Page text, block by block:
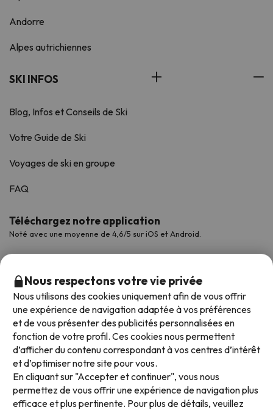
Andorre
Alpes autrichiennes
SKI INFOS
Blog, Infos et Conseils de Ski
Votre Guide de Ski
Voyages de ski en groupe
FAQ
Téléchargez notre application
Noté avec une moyenne de 4,6/5 sur iOS et Android.
Modes de paiement disponibles
Nous respectons votre vie privée
Nous utilisons des cookies uniquement afin de vous offrir
une expérience de navigation adaptée à vos préférences
et de vous présenter des publicités personnalisées en
fonction de votre profil. Ces cookies nous permettent
d’afficher du contenu correspondant à vos centres d’intérêt
et d’optimiser notre site pour vous.
En cliquant sur "Accepter et continuer", vous nous
permettez de vous offrir une expérience de navigation plus
efficace et plus pertinente. Pour plus de détails, veuillez